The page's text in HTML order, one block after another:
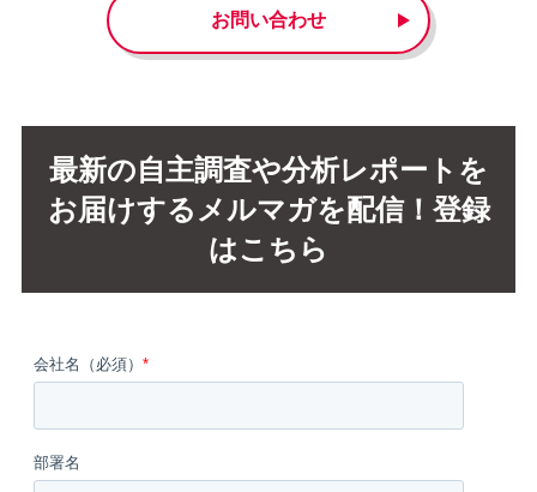
お問い合わせ
最新の自主調査や分析レポートを
お届けするメルマガを配信！登録
はこちら